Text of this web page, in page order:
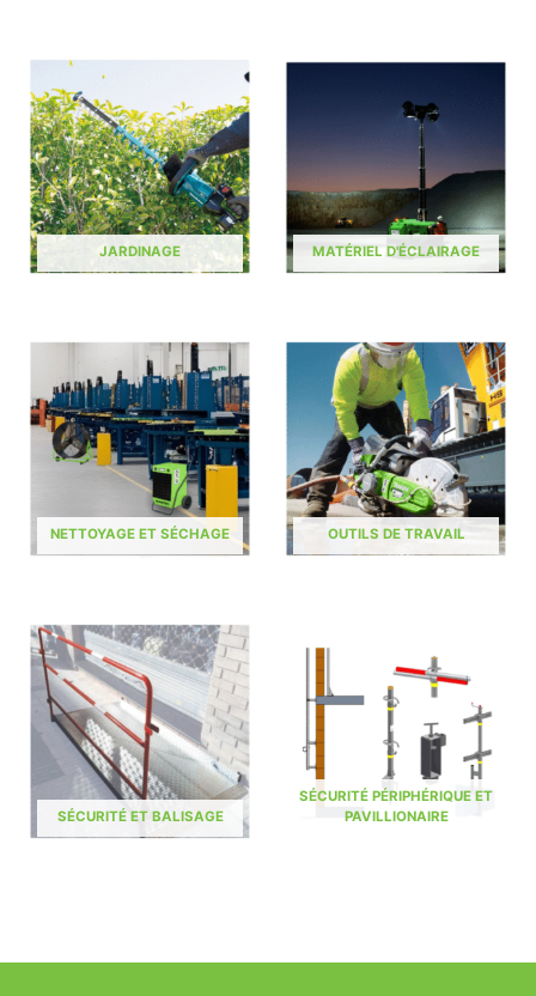
JARDINAGE MATÉRIEL D'ÉCLAIRAGE
NETTOYAGE ET SÉCHAGE OUTILS DE TRAVAIL
SÉCURITÉ ET BALISAGE
SÉCURITÉ PÉRIPHÉRIQUE ET
PAVILLIONAIRE